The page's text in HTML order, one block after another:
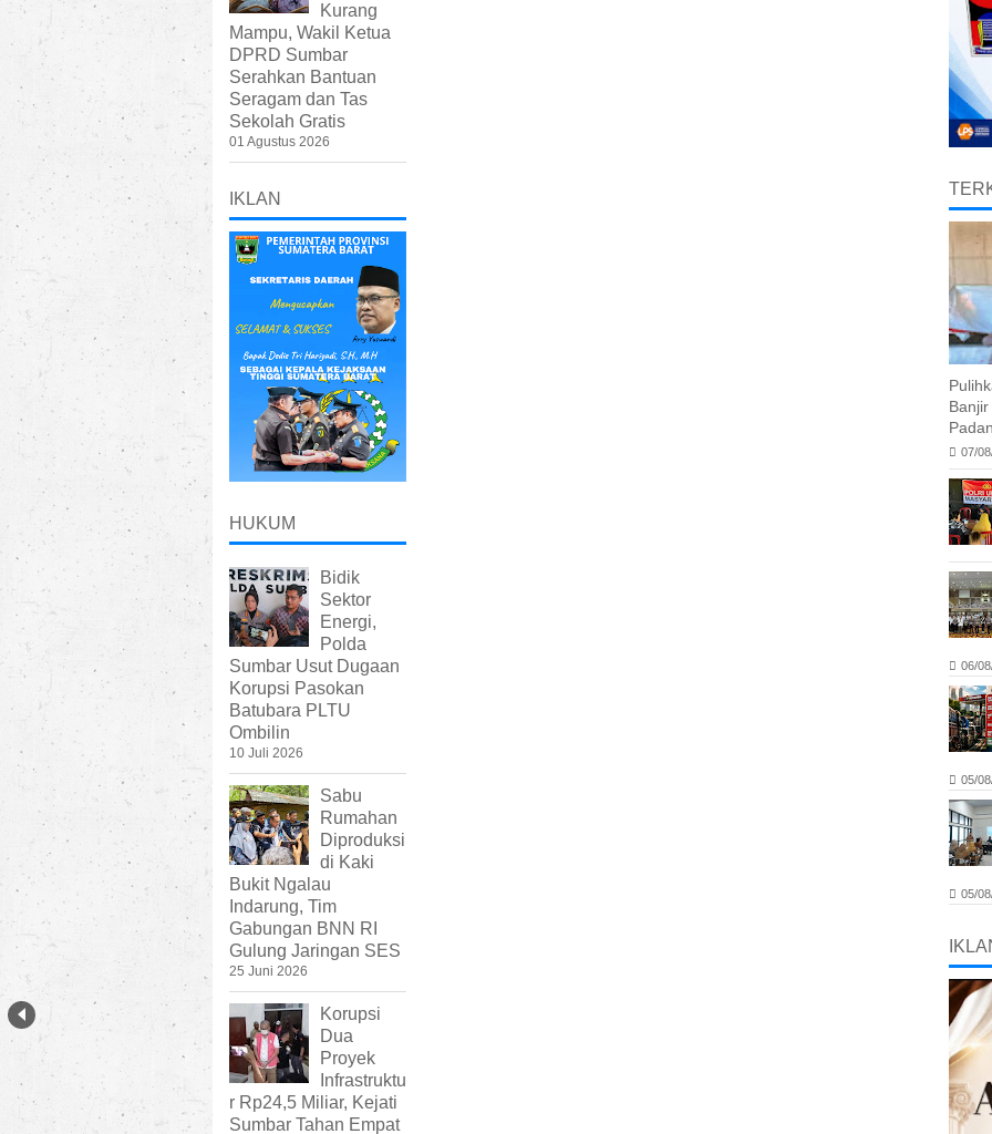
Kurang
Mampu, Wakil Ketua
DPRD Sumbar
Serahkan Bantuan
Seragam dan Tas
Sekolah Gratis
01 Agustus 2026
IKLAN
HUKUM
Bidik
Sektor
Energi,
Polda
Sumbar Usut Dugaan
Korupsi Pasokan
Batubara PLTU
Ombilin
10 Juli 2026
Sabu
Rumahan
Diproduksi
di Kaki
Bukit Ngalau
Indarung, Tim
Gabungan BNN RI
Gulung Jaringan SES
25 Juni 2026
Korupsi
Dua
Proyek
Infrastruktu
r Rp24,5 Miliar, Kejati
Sumbar Tahan Empat
07/
06/
05/
05/